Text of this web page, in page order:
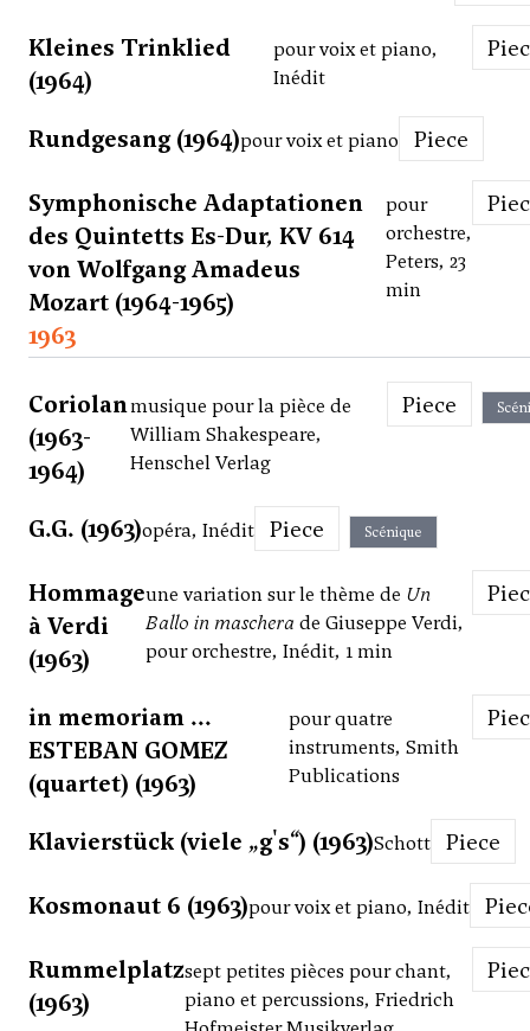
Kleines Trinklied
(1964)
pour voix et piano,
Inédit
Rundgesang (1964)pour voix et piano Piece
Symphonische Adaptationen
des Quintetts Es-Dur, KV 614
von Wolfgang Amadeus
Mozart (1964-1965)
pour
orchestre,
Peters, 23
min
1963
Coriolan
(1963-
1964)
musique pour la pièce de
William Shakespeare,
Henschel Verlag
Piece
G.G. (1963)opéra, Inédit Piece Scénique
Hommage
à Verdi
(1963)
une variation sur le thème de Un
Ballo in mascherade Giuseppe Verdi,
pour orchestre, Inédit, 1 min
in memoriam ...
ESTEBAN GOMEZ
(quartet) (1963)
pour quatre
instruments, Smith
Publications
Klavierstück (viele „g's“) (1963)Schott Piece
Kosmonaut 6 (1963)pour voix et piano, Inédit
Rummelplatz
(1963)
sept petites pièces pour chant,
piano et percussions, Friedrich